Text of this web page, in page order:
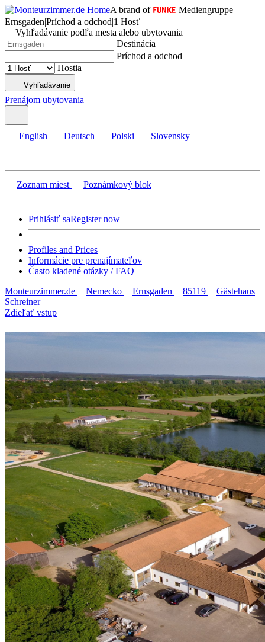
A brand of
Mediengruppe
Ernsgaden|Príchod a odchod|1 Hosť
Vyhľadávanie podľa mesta alebo ubytovania
Destinácia
Príchod a odchod
Hostia
Vyhľadávanie
Prenájom ubytovania
English Deutsch Polski Slovensky
Zoznam miest Poznámkový blok
Prihlásiť saRegister now
Profiles and Prices
Informácie pre prenajímateľov
Často kladené otázky / FAQ
Monteurzimmer.de
Nemecko Ernsgaden 85119
Gästehaus
Schreiner
Zdieľať vstup